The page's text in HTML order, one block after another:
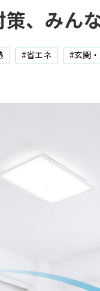
、みん
#省エネ #玄関